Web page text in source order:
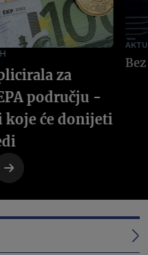
za
području -
koje će donijeti